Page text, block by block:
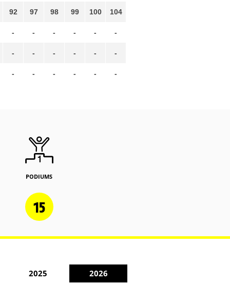
92
-
-
-
97
-
-
-
98
-
-
-
99
-
-
-
100
-
-
-
104
-
-
-
PODIUMS
15
2025 2026